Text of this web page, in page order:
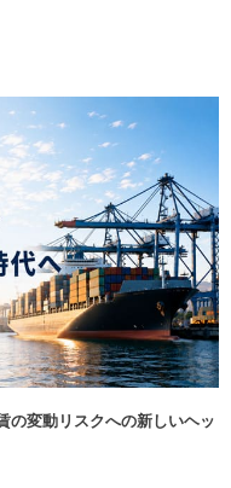
の変動リスクへの新しいヘッ